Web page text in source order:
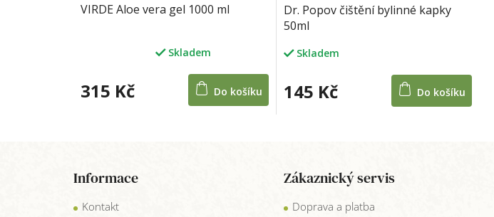
VIRDE Aloe vera gel 1000 ml
je
Skladem
315 Kč Do košíku
Dr. Popov čištění bylinné kapky
50ml
Skladem
145 Kč Do košíku
Informace
Kontakt
Zákaznický servis
Doprava a platba